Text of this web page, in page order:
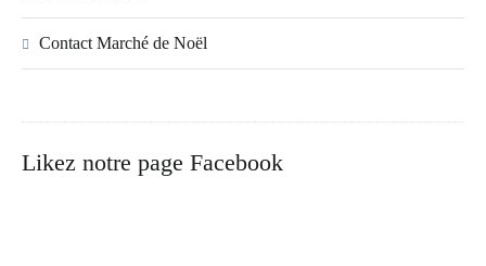
Contact Marché de Noël
Likez notre page Facebook